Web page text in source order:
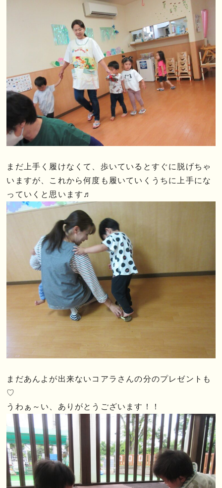
まだ上手く履けなくて、歩いているとすぐに脱げちゃ
いますが、これから何度も履いていくうちに上手にな
っていくと思います♬
まだあんよが出来ないコアラさんの分のプレゼントも
♡
うわぁ～い、ありがとうございます！！